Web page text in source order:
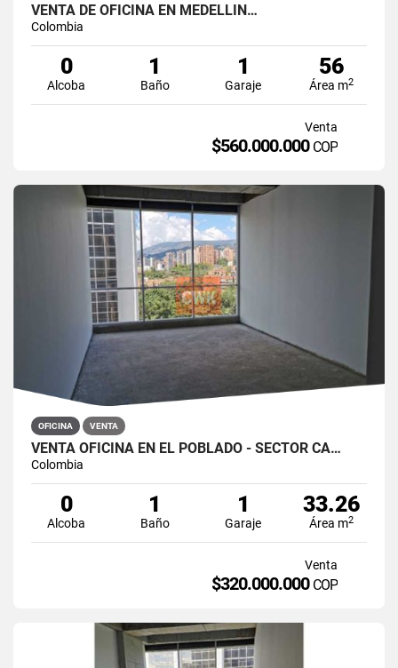
VENTA DE OFICINA EN MEDELLÍN…
Colombia
0
Alcoba
1
Baño
1
Garaje
56
Área m2
Venta
$560.000.000 COP
OFICINA VENTA
VENTA OFICINA EN EL POBLADO - SECTOR CA…
Colombia
0
Alcoba
1
Baño
1
Garaje
33.26
Área m2
Venta
$320.000.000 COP